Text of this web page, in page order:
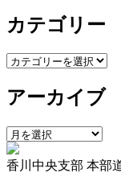
カテゴリー
カ
ゴ
ー
アーカイブ
ア
ー
カ
香川中央支部 本